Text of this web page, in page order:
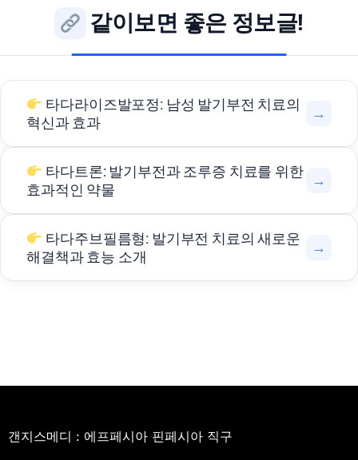
같이보면 좋은 정보글!
타다라이즈발포정: 남성 발기부전 치료의
혁신과 효과
→
타다트론: 발기부전과 조루증 치료를 위한
효과적인 약물
→
타다주브필름형: 발기부전 치료의 새로운
해결책과 효능 소개
→
갠지스메디 : 에프페시아 핀페시아 직구